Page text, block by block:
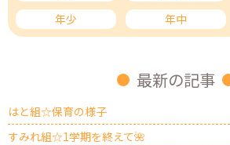
年少
年中
最新の記事
はと組☆保育の様子
すみれ組☆1学期を終えて🌺